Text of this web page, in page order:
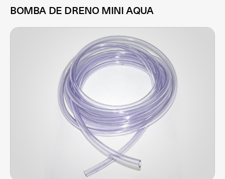
BOMBA DE DRENO MINI AQUA